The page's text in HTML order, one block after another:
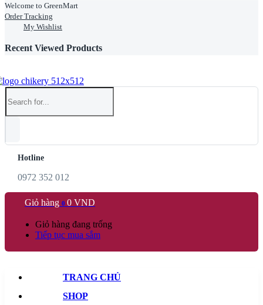
Welcome to GreenMart
Order Tracking
My Wishlist
Recent Viewed Products
Hotline
0972 352 012
Giỏ hàng 0 0 VND
Giỏ hàng đang trống
Tiếp tục mua sắm
TRANG CHỦ
SHOP